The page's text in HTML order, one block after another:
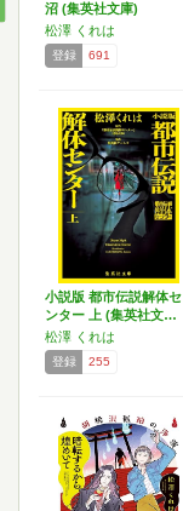
沼 (集英社文庫)
松澤 くれは
登録 691
小説版 都市伝説解体セ
ンター 上 (集英社文…
松澤 くれは
登録 255